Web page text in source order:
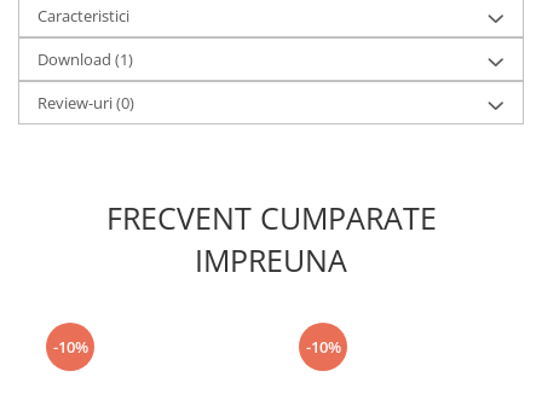
Caracteristici
Download (1)
Review-uri(0)
FRECVENT CUMPARATE
IMPREUNA
-10% -10%